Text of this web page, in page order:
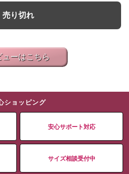
売り切れ
ューはこちら
ショッピング
安心サポート対応
サイズ相談受付中